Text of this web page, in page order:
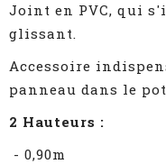
Joint en PVC, qui
glissant.
Accessoire
panneau dans le
2 Hauteurs :
- 0,90m